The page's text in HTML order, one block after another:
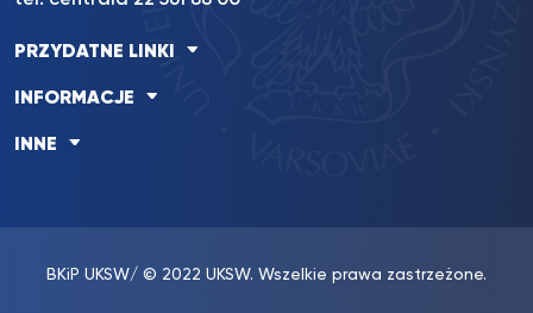
PRZYDATNE LINKI
INFORMACJE
INNE
BKiP UKSW/ © 2022 UKSW. Wszelkie prawa zastrzeżone.